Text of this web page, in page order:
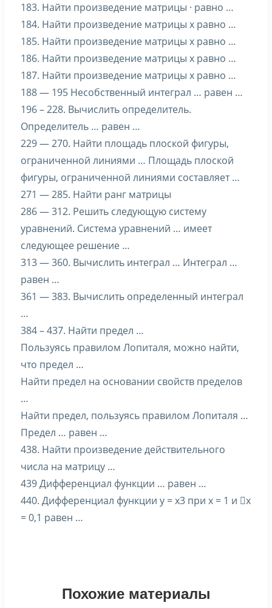
183. Найти произведение матрицы · равно …
184. Найти произведение матрицы x равно …
185. Найти произведение матрицы x равно …
186. Найти произведение матрицы x равно …
187. Найти произведение матрицы x равно …
188 — 195 Несобственный интеграл … равен …
196 – 228. Вычислить определитель.
Определитель … равен …
229 — 270. Найти площадь плоской фигуры,
ограниченной линиями … Площадь плоской
фигуры, ограниченной линиями составляет …
271 — 285. Найти ранг матрицы
286 — 312. Решить следующую систему
уравнений. Система уравнений … имеет
следующее решение …
313 — 360. Вычислить интеграл … Интеграл …
равен …
361 — 383. Вычислить определенный интеграл
…
384 – 437. Найти предел …
Пользуясь правилом Лопиталя, можно найти,
что предел …
Найти предел на основании свойств пределов
…
Найти предел, пользуясь правилом Лопиталя …
Предел … равен …
438. Найти произведение действительного
числа на матрицу …
439 Дифференциал функции … равен …
440. Дифференциал функции y = x3 при x = 1 и x
= 0,1 равен …
Похожие материалы